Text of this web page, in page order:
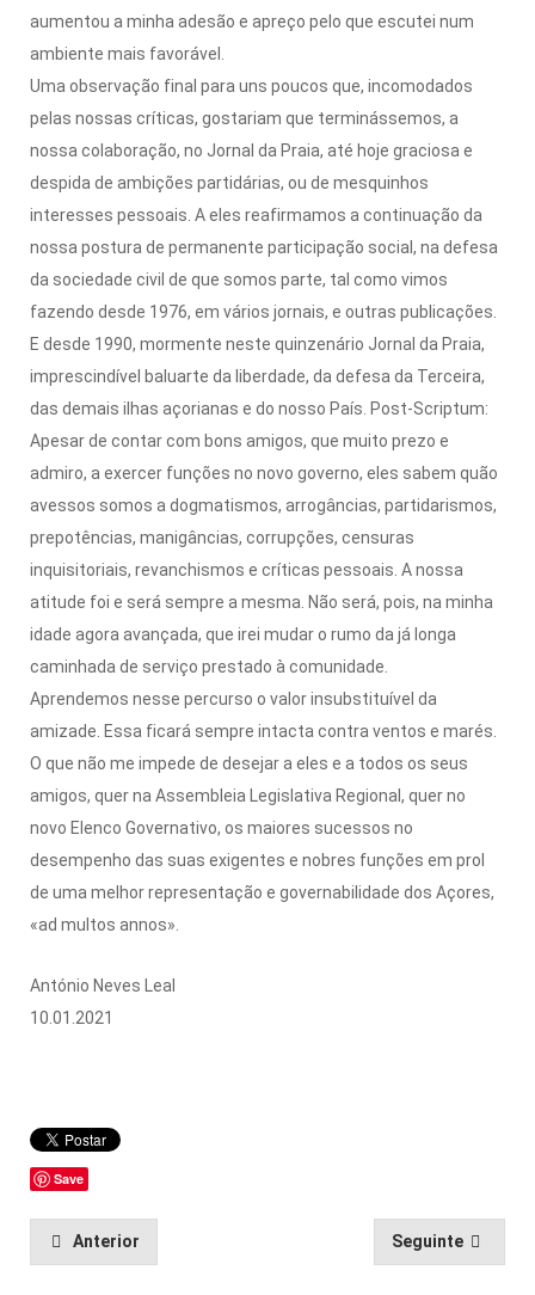
aumentou a minha adesão e apreço pelo que escutei num
ambiente mais favorável.
Uma observação final para uns poucos que, incomodados
pelas nossas críticas, gostariam que terminássemos, a
nossa colaboração, no Jornal da Praia, até hoje graciosa e
despida de ambições partidárias, ou de mesquinhos
interesses pessoais. A eles reafirmamos a continuação da
nossa postura de permanente participação social, na defesa
da sociedade civil de que somos parte, tal como vimos
fazendo desde 1976, em vários jornais, e outras publicações.
E desde 1990, mormente neste quinzenário Jornal da Praia,
imprescindível baluarte da liberdade, da defesa da Terceira,
das demais ilhas açorianas e do nosso País. Post-Scriptum:
Apesar de contar com bons amigos, que muito prezo e
admiro, a exercer funções no novo governo, eles sabem quão
avessos somos a dogmatismos, arrogâncias, partidarismos,
prepotências, manigâncias, corrupções, censuras
inquisitoriais, revanchismos e críticas pessoais. A nossa
atitude foi e será sempre a mesma. Não será, pois, na minha
idade agora avançada, que irei mudar o rumo da já longa
caminhada de serviço prestado à comunidade.
Aprendemos nesse percurso o valor insubstituível da
amizade. Essa ficará sempre intacta contra ventos e marés.
O que não me impede de desejar a eles e a todos os seus
amigos, quer na Assembleia Legislativa Regional, quer no
novo Elenco Governativo, os maiores sucessos no
desempenho das suas exigentes e nobres funções em prol
de uma melhor representação e governabilidade dos Açores,
«ad multos annos».
António Neves Leal
10.01.2021
Save
Anterior Seguinte